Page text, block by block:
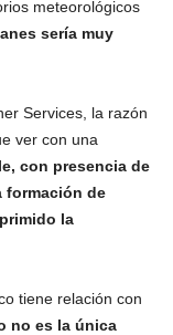
meteorológicos
sería muy
Services, la razón
ver con una
, con presencia de
formación de
la
tiene relación con
no es la única